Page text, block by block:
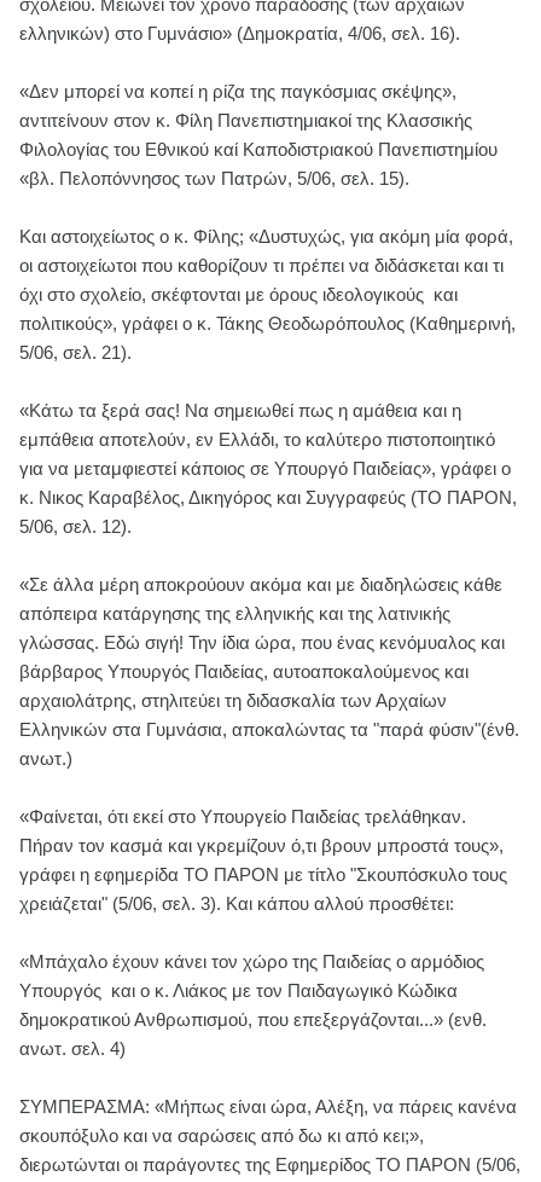
σχολείου. Μειώνει τον χρόνο παράδοσης (των αρχαίων
ελληνικών) στο Γυμνάσιο» (Δημοκρατία, 4/06, σελ. 16).
«Δεν μπορεί να κοπεί η ρίζα της παγκόσμιας σκέψης»,
αντιτείνουν στον κ. Φίλη Πανεπιστημιακοί της Κλασσικής
Φιλολογίας του Εθνικού καί Καποδιστριακού Πανεπιστημίου
«βλ. Πελοπόννησος των Πατρών, 5/06, σελ. 15).
Και αστοιχείωτος ο κ. Φίλης; «Δυστυχώς, για ακόμη μία φορά,
οι αστοιχείωτοι που καθορίζουν τι πρέπει να διδάσκεται και τι
όχι στο σχολείο, σκέφτονται με όρους ιδεολογικούς και
πολιτικούς», γράφει ο κ. Τάκης Θεοδωρόπουλος (Καθημερινή,
5/06, σελ. 21).
«Κάτω τα ξερά σας! Να σημειωθεί πως η αμάθεια και η
εμπάθεια αποτελούν, εν Ελλάδι, το καλύτερο πιστοποιητικό
για να μεταμφιεστεί κάποιος σε Υπουργό Παιδείας», γράφει ο
κ. Νικος Καραβέλος, Δικηγόρος και Συγγραφεύς (ΤΟ ΠΑΡΟΝ,
5/06, σελ. 12).
«Σε άλλα μέρη αποκρούουν ακόμα και με διαδηλώσεις κάθε
απόπειρα κατάργησης της ελληνικής και της λατινικής
γλώσσας. Εδώ σιγή! Την ίδια ώρα, που ένας κενόμυαλος και
βάρβαρος Υπουργός Παιδείας, αυτοαποκαλούμενος και
αρχαιολάτρης, στηλιτεύει τη διδασκαλία των Αρχαίων
Ελληνικών στα Γυμνάσια, αποκαλώντας τα "παρά φύσιν"(ένθ.
ανωτ.)
«Φαίνεται, ότι εκεί στο Υπουργείο Παιδείας τρελάθηκαν.
Πήραν τον κασμά και γκρεμίζουν ό,τι βρουν μπροστά τους»,
γράφει η εφημερίδα ΤΟ ΠΑΡΟΝ με τίτλο "Σκουπόσκυλο τους
χρειάζεται" (5/06, σελ. 3). Και κάπου αλλού προσθέτει:
«Μπάχαλο έχουν κάνει τον χώρο της Παιδείας ο αρμόδιος
Υπουργός και ο κ. Λιάκος με τον Παιδαγωγικό Κώδικα
δημοκρατικού Ανθρωπισμού, που επεξεργάζονται...» (ενθ.
ανωτ. σελ. 4)
ΣΥΜΠΕΡΑΣΜΑ: «Μήπως είναι ώρα, Αλέξη, να πάρεις κανένα
σκουπόξυλο και να σαρώσεις από δω κι από κει;»,
διερωτώνται οι παράγοντες της Εφημερίδος ΤΟ ΠΑΡΟΝ (5/06,